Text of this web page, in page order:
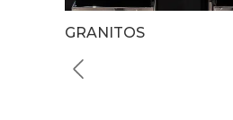
GRANITOS